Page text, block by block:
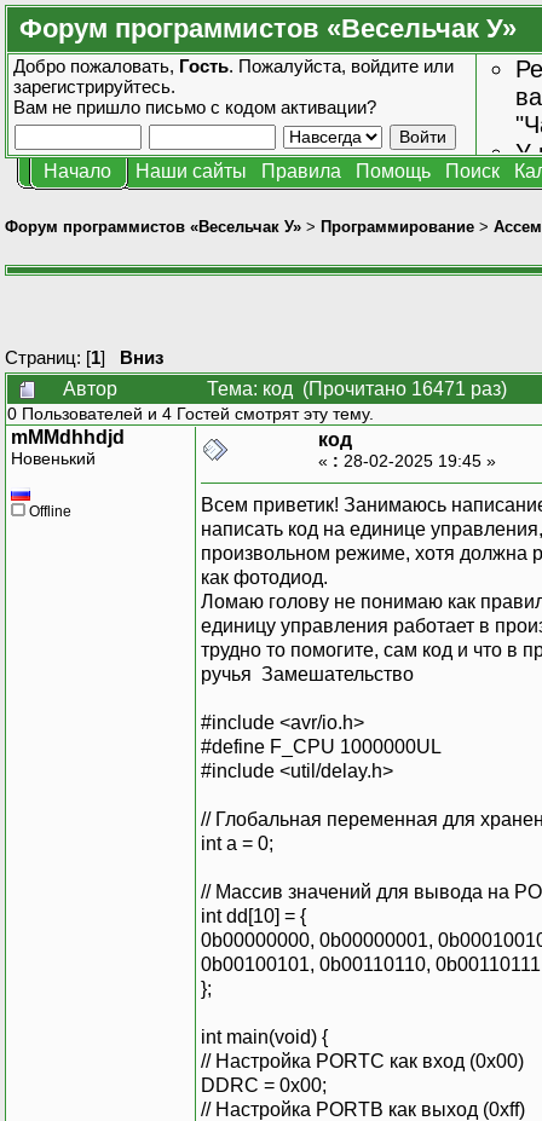
Форум программистов «Весельчак У»
Добро пожаловать, Гость. Пожалуйста, войдите или
зарегистрируйтесь.
Вам не пришло письмо с кодом активации?
У
Начало Наши сайты Правила Помощь Поиск
Форум программистов «Весельчак У» > Программирование >
Страниц: [1] Вниз
Автор
Тема: код (Прочитано 16471 раз)
0 Пользователей и 4 Гостей смотрят эту тему.
mMMdhhdjd
Новенький
Offline
код
« : 28-02-2025 19:45 »
Всем приветик! Занимаюсь
написать код на единице
произвольном режиме, хотя должна
как фотодиод.
Ломаю голову не понимаю как
единицу управления работает в
трудно то помогите, сам код и что в
ручья Замешательство
#include <avr/io.h>
#define F_CPU 1000000UL
#include <util/delay.h>
// Глобальная переменная для
int a = 0;
// Массив значений для вывода на
int dd[10] = {
0b00000000, 0b00000001,
0b00100101, 0b00110110,
};
int main(void) {
// Настройка PORTC как вход (0x00)
DDRC = 0x00;
// Настройка PORTB как выход (0xff)